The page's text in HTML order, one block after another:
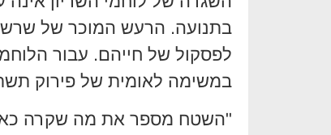
בתנועה. הרעש המוכר של
לפסקול של חייהם. עבור
במשימה לאומית של פירוק
"השטח מספר את מה שקרה